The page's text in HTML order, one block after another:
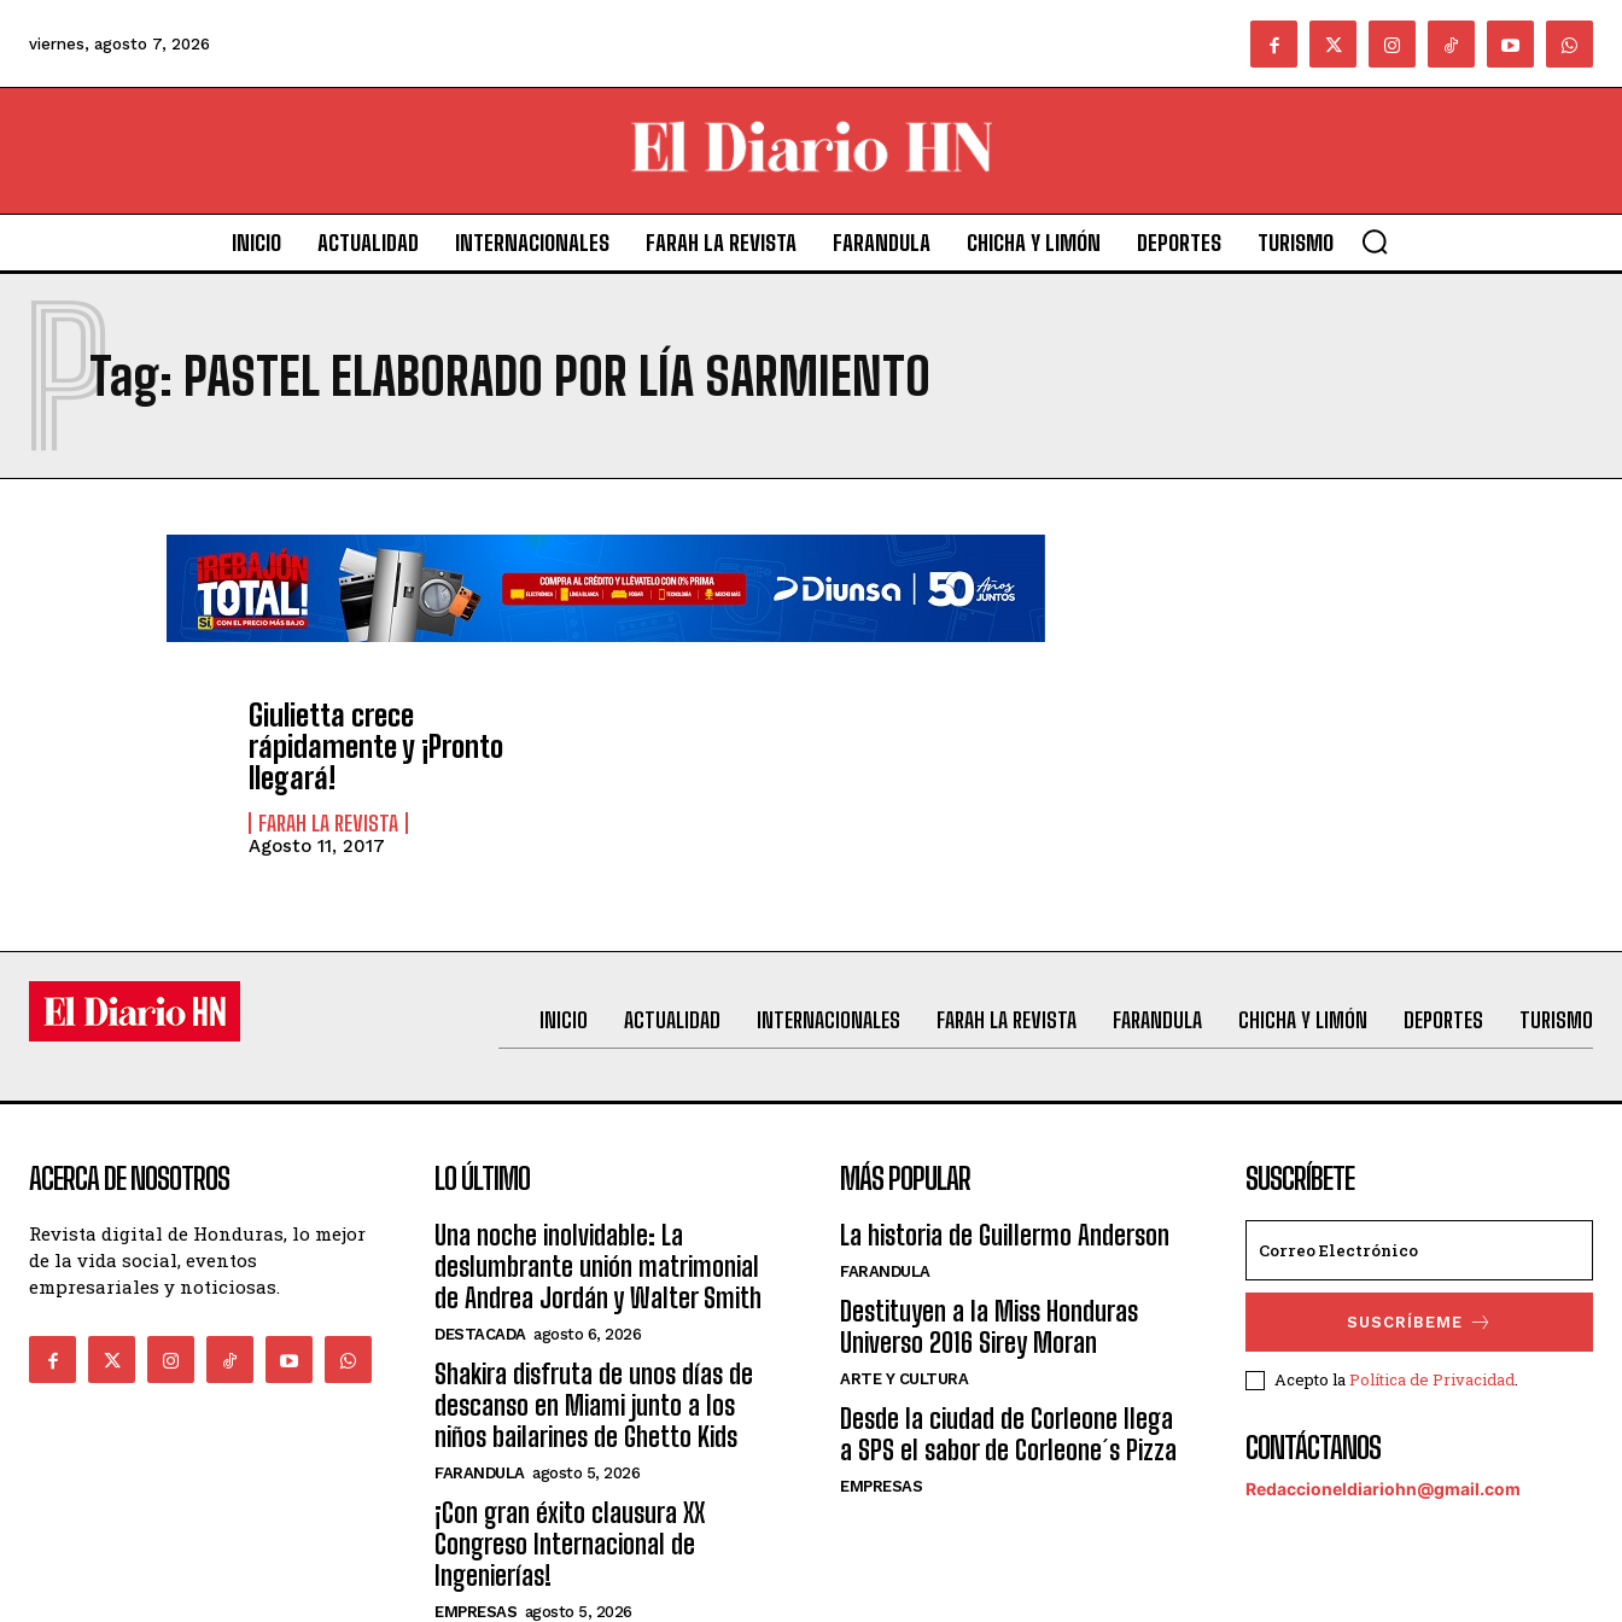
viernes, agosto 7, 2026
INICIO ACTUALIDAD INTERNACIONALES FARAH LA REVISTA FARANDULA CHICHA Y LIMÓN DEPORTES TURISMO
Tag: PASTEL ELABORADO POR LÍA SARMIENTO
P
Giulietta crece
rápidamente y ¡Pronto
llegará!
FARAH LA REVISTA
Agosto 11, 2017
INICIO ACTUALIDAD INTERNACIONALES FARAH LA REVISTA FARANDULA CHICHA Y LIMÓN DEPORTES TURISMO
ACERCA DE NOSOTROS
Revista digital de Honduras, lo mejor
de la vida social, eventos
empresariales y noticiosas.
LO ÚLTIMO
Una noche inolvidable: La
deslumbrante unión matrimonial
de Andrea Jordán y Walter Smith
DESTACADA agosto 6, 2026
Shakira disfruta de unos días de
descanso en Miami junto a los
niños bailarines de Ghetto Kids
FARANDULA agosto 5, 2026
¡Con gran éxito clausura XX
Congreso Internacional de
Ingenierías!
EMPRESAS agosto 5, 2026
MÁS POPULAR
La historia de Guillermo Anderson
FARANDULA
Destituyen a la Miss Honduras
Universo 2016 Sirey Moran
ARTE Y CULTURA
Desde la ciudad de Corleone llega
a SPS el sabor de Corleone´s Pizza
EMPRESAS
SUSCRÍBETE
SUSCRÍBEME
Acepto laPolítica de Privacidad.
CONTÁCTANOS
Redaccioneldiariohn@gmail.com